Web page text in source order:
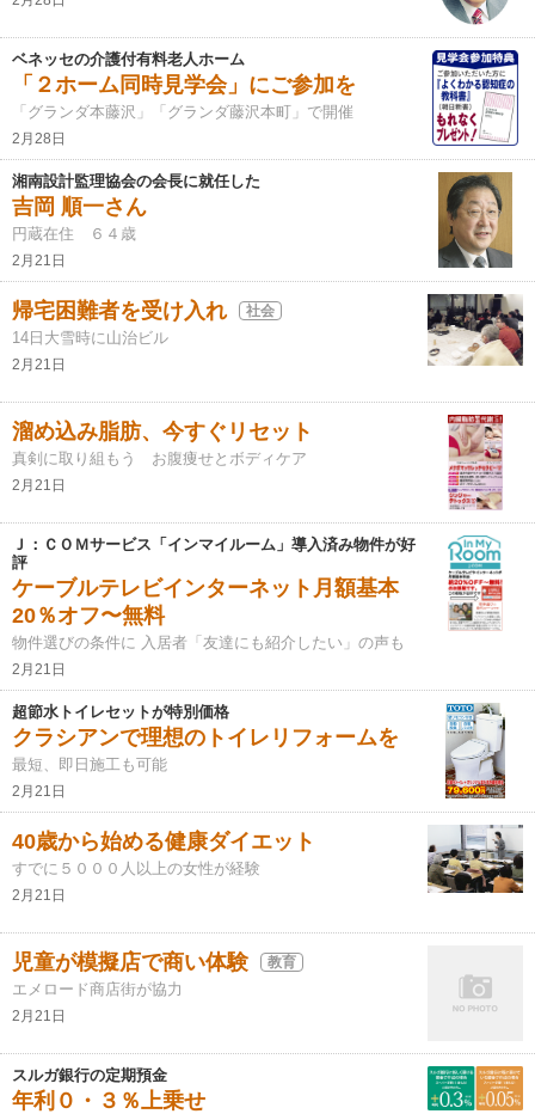
ベネッセの介護付有料老人ホーム
「２ホーム同時見学会」にご参加を
「グランダ本藤沢」「グランダ藤沢本町」で開催
2月28日
湘南設計監理協会の会長に就任した
吉岡 順一さん
円蔵在住 ６４歳
2月21日
帰宅困難者を受け入れ 社会
14日大雪時に山治ビル
2月21日
溜め込み脂肪、今すぐリセット
真剣に取り組もう お腹痩せとボディケア
2月21日
Ｊ：ＣＯＭサービス「インマイルーム」導入済み物件が好
評
ケーブルテレビインターネット月額基本
20％オフ〜無料
物件選びの条件に 入居者「友達にも紹介したい」の声も
2月21日
超節水トイレセットが特別価格
クラシアンで理想のトイレリフォームを
最短、即日施工も可能
2月21日
40歳から始める健康ダイエット
すでに５０００人以上の女性が経験
2月21日
児童が模擬店で商い体験 教育
エメロード商店街が協力
2月21日
スルガ銀行の定期預金
年利０・３％上乗せ